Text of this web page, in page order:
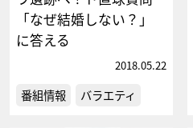
「なぜ結婚しない？」
に答える
2018.05.22
番組情報 バラエティ